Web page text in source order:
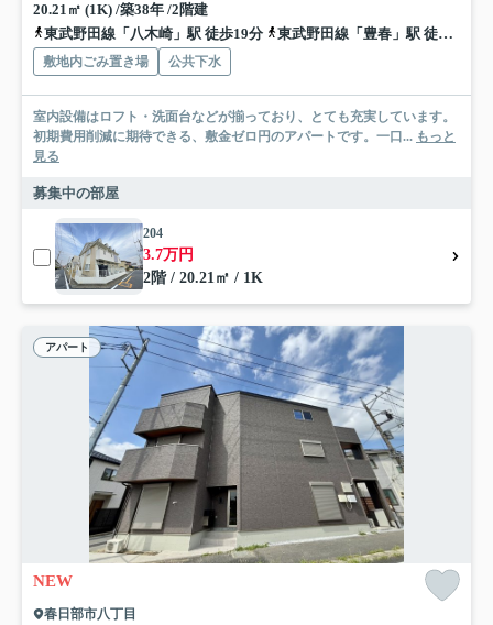
20.21㎡ (1K) /築38年 /2階建
東武野田線「八木崎」駅 徒歩19分
東武野田線「豊春」駅 徒歩22分
敷地内ごみ置き場 公共下水
室内設備はロフト・洗面台などが揃っており、とても充実しています。
初期費用削減に期待できる、敷金ゼロ円のアパートです。一口... もっと
見る
募集中の部屋
204
3.7万円
2階 / 20.21㎡ / 1K
アパート
NEW
春日部市八丁目